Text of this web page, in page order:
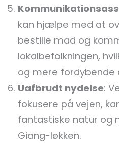
kan hjælpe med at
bestille mad og
lokalbefolkningen,
og mere fordybende
Uafbrudt nydelse:
fokusere på vejen,
fantastiske natur og
Giang-løkken.